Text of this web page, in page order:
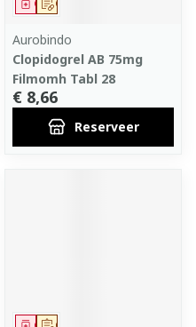
Op voorschrift
Geneesmiddel
Aurobindo
Clopidogrel AB 75mg
Filmomh Tabl 28
€ 8,66
Reserveer